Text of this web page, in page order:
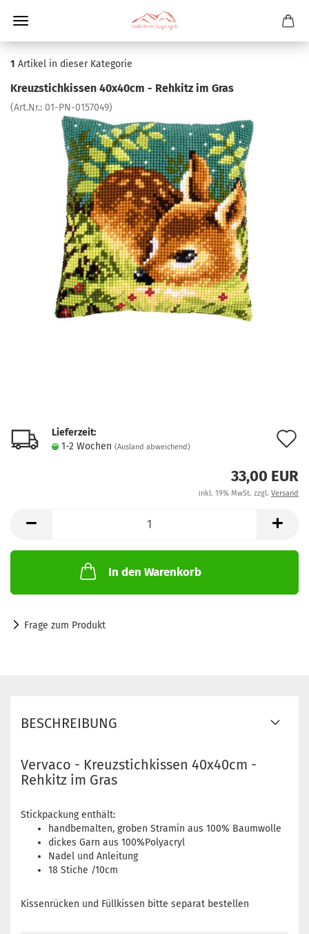
1 Artikel in dieser Kategorie
Kreuzstichkissen 40x40cm - Rehkitz im Gras
(Art.Nr.: 01-PN-0157049)
Lieferzeit:
1-2 Wochen (Ausland abweichend)
33,00 EUR
inkl. 19% MwSt. zzgl. Versand
In den Warenkorb
Frage zum Produkt
BESCHREIBUNG
Vervaco - Kreuzstichkissen 40x40cm -
Rehkitz im Gras
Stickpackung enthält:
handbemalten, groben Stramin aus 100% Baumwolle
dickes Garn aus 100%Polyacryl
Nadel und Anleitung
18 Stiche /10cm
Kissenrücken und Füllkissen bitte separat bestellen